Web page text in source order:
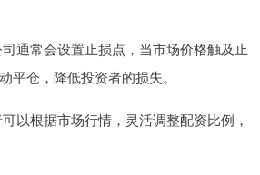
通常会设置止损点，当市场价格触及止
平仓，降低投资者的损失。
以根据市场行情，灵活调整配资比例，